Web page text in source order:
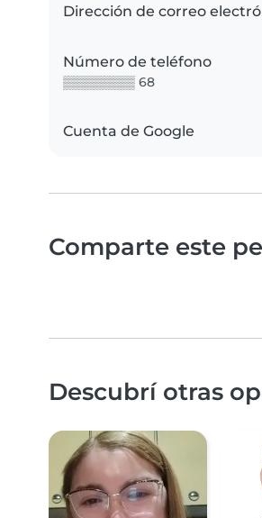
Dirección de correo
Número de teléfono
▒▒▒▒▒▒▒▒ 68
Cuenta de Google
Comparte este
Descubrí otras